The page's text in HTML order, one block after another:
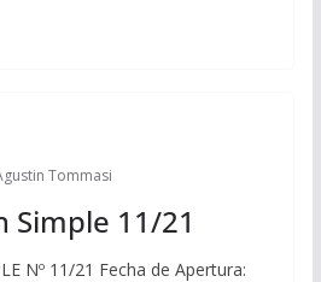
Tommasi
Simple 11/21
Nº 11/21 Fecha de Apertura: